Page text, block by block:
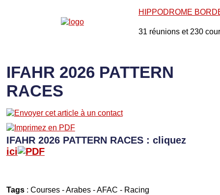
HIPPODROME
31 réunions et 230
IFAHR 2026 PATTERN
RACES
IFAHR 2026 PATTERN RACES : cliquez
ici
Tags: Courses-Arabes-AFAC - Racing